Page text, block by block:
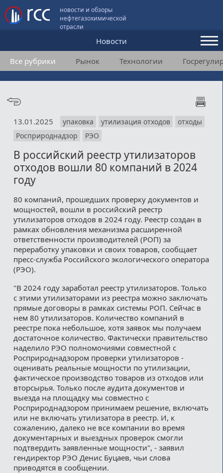
новости и обзоры
нефтегазохимической
отрасли
Новости
Аналитика и мнения
Конференции
Подписка
Пользовательское соглашение
Контакты
Все рубрики Рынок Технологии
13.01.2025 упаковка утилизация отходов
отходы
Росприроднадзор
РЭО
В российский реестр утилизаторов
отходов вошли 80 компаний в 2024
году
80 компаний, прошедших проверку документов и
мощностей, вошли в российский реестр
утилизаторов отходов в 2024 году. Реестр создан в
рамках обновления механизма расширенной
ответственности производителей (РОП) за
переработку упаковки и своих товаров, сообщает
пресс-служба Российского экологического оператора
(РЭО).
"В 2024 году заработал реестр утилизаторов. Только
с этими утилизаторами из реестра можно заключать
прямые договоры в рамках системы РОП. Сейчас в
нем 80 утилизаторов. Количество компаний в
реестре пока небольшое, хотя заявок мы получаем
достаточное количество. Фактически правительство
наделило РЭО полномочиями совместной с
Росприроднадзором проверки утилизаторов -
оценивать реальные мощности по утилизации,
фактическое производство товаров из отходов или
вторсырья. Только после аудита документов и
выезда на площадку мы совместно с
Росприроднадзором принимаем решение, включать
или не включать утилизатора в реестр. И, к
сожалению, далеко не все компании во время
документарных и выездных проверок смогли
подтвердить заявленные мощности", - заявил
гендиректор РЭО Денис Буцаев, чьи слова
приводятся в сообщении.